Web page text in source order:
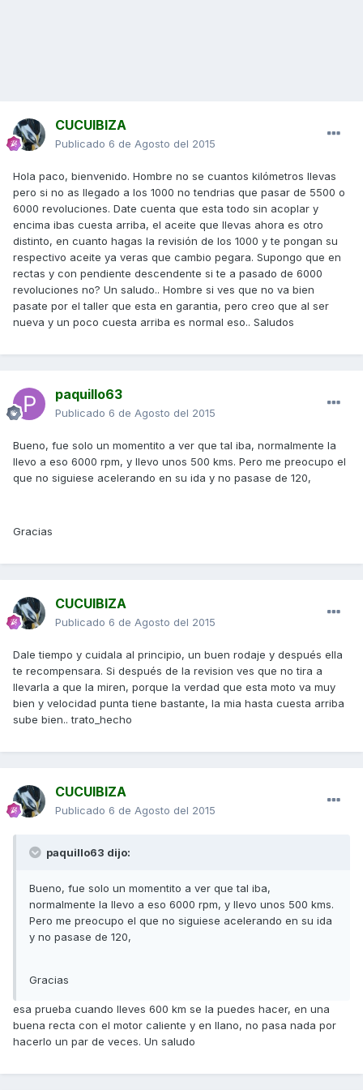
CUCUIBIZA
Publicado 6 de Agosto del 2015
Hola paco, bienvenido. Hombre no se cuantos kilómetros llevas
pero si no as llegado a los 1000 no tendrias que pasar de 5500 o
6000 revoluciones. Date cuenta que esta todo sin acoplar y
encima ibas cuesta arriba, el aceite que llevas ahora es otro
distinto, en cuanto hagas la revisión de los 1000 y te pongan su
respectivo aceite ya veras que cambio pegara. Supongo que en
rectas y con pendiente descendente si te a pasado de 6000
revoluciones no? Un saludo.. Hombre si ves que no va bien
pasate por el taller que esta en garantia, pero creo que al ser
nueva y un poco cuesta arriba es normal eso.. Saludos
paquillo63
Publicado 6 de Agosto del 2015
Bueno, fue solo un momentito a ver que tal iba, normalmente la
llevo a eso 6000 rpm, y llevo unos 500 kms. Pero me preocupo el
que no siguiese acelerando en su ida y no pasase de 120,
Gracias
CUCUIBIZA
Publicado 6 de Agosto del 2015
Dale tiempo y cuidala al principio, un buen rodaje y después ella
te recompensara. Si después de la revision ves que no tira a
llevarla a que la miren, porque la verdad que esta moto va muy
bien y velocidad punta tiene bastante, la mia hasta cuesta arriba
sube bien.. trato_hecho
CUCUIBIZA
Publicado 6 de Agosto del 2015
paquillo63 dijo:
Bueno, fue solo un momentito a ver que tal iba,
normalmente la llevo a eso 6000 rpm, y llevo unos 500 kms.
Pero me preocupo el que no siguiese acelerando en su ida
y no pasase de 120,
Gracias
esa prueba cuando lleves 600 km se la puedes hacer, en una
buena recta con el motor caliente y en llano, no pasa nada por
hacerlo un par de veces. Un saludo